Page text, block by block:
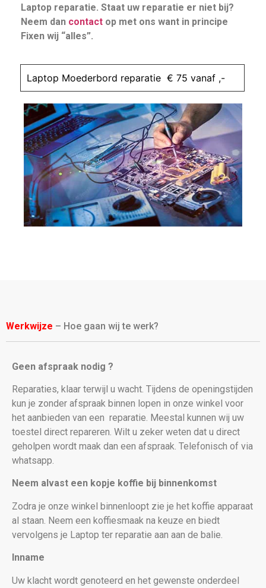
Laptop reparatie. Staat uw reparatie er niet bij?
Neem dan contact op met ons want in principe
Fixen wij “alles”.
Laptop Moederbord reparatie € 75 vanaf ,-
Werkwijze – Hoe gaan wij te werk?
Geen afspraak nodig ?
Reparaties, klaar terwijl u wacht. Tijdens de openingstijden
kun je zonder afspraak binnen lopen in onze winkel voor
het aanbieden van een reparatie. Meestal kunnen wij uw
toestel direct repareren. Wilt u zeker weten dat u direct
geholpen wordt maak dan een afspraak. Telefonisch of via
whatsapp.
Neem alvast een kopje koffie bij binnenkomst
Zodra je onze winkel binnenloopt zie je het koffie apparaat
al staan. Neem een koffiesmaak na keuze en biedt
vervolgens je Laptop ter reparatie aan aan de balie.
Inname
Uw klacht wordt genoteerd en het gewenste onderdeel